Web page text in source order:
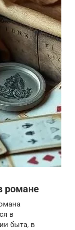
романе
в
быта, в